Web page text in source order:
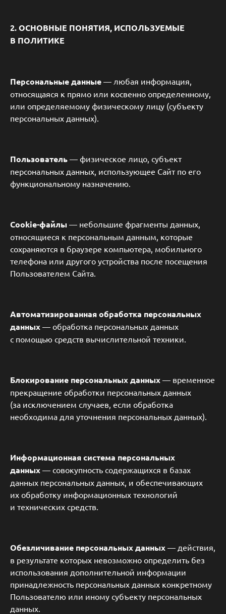
2. ОСНОВНЫЕ ПОНЯТИЯ, ИСПОЛЬЗУЕМЫЕ
В ПОЛИТИКЕ
Персональные данные — любая информация,
относящаяся к прямо или косвенно определенному,
или определяемому физическому лицу (субъекту
персональных данных).
Пользователь — физическое лицо, субъект
персональных данных, использующее Сайт по его
функциональному назначению.
Cookie-файлы — небольшие фрагменты данных,
относящиеся к персональным данным, которые
сохраняются в браузере компьютера, мобильного
телефона или другого устройства после посещения
Пользователем Сайта.
Автоматизированная обработка персональных
данных — обработка персональных данных
с помощью средств вычислительной техники.
Блокирование персональных данных — временное
прекращение обработки персональных данных
(за исключением случаев, если обработка
необходима для уточнения персональных данных).
Информационная система персональных
данных — совокупность содержащихся в базах
данных персональных данных, и обеспечивающих
их обработку информационных технологий
и технических средств.
Обезличивание персональных данных — действия,
в результате которых невозможно определить без
использования дополнительной информации
принадлежность персональных данных конкретному
Пользователю или иному субъекту персональных
данных.